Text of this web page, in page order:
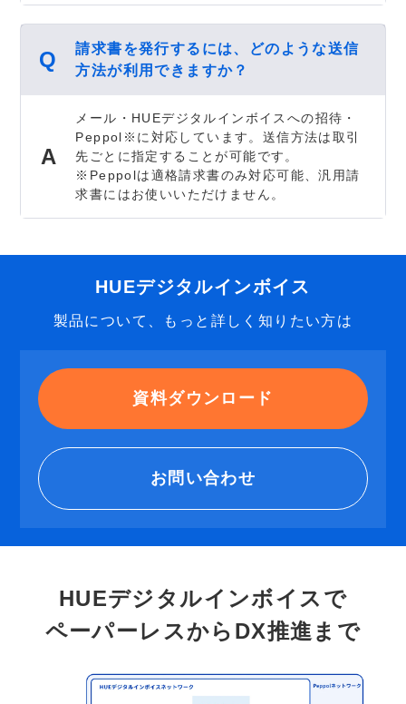
請求書を発行するには、どのような送信
方法が利用できますか？
メール・HUEデジタルインボイスへの招待・
Peppol※に対応しています。送信方法は取引
先ごとに指定することが可能です。
※Peppolは適格請求書のみ対応可能、汎用請
求書にはお使いいただけません。
HUEデジタルインボイス
製品について、もっと詳しく知りたい方は
資料ダウンロード
お問い合わせ
HUEデジタルインボイスで
ペーパーレスからDX推進まで